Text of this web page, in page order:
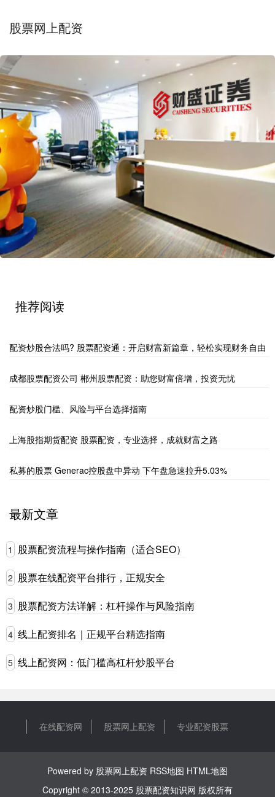
股票网上配资
推荐阅读
配资炒股合法吗? 股票配资通：开启财富新篇章，轻松实现财务自由
成都股票配资公司 郴州股票配资：助您财富倍增，投资无忧
配资炒股门槛、风险与平台选择指南
上海股指期货配资 股票配资，专业选择，成就财富之路
私募的股票 Generac控股盘中异动 下午盘急速拉升5.03%
最新文章
1 股票配资流程与操作指南（适合SEO）
2 股票在线配资平台排行，正规安全
3 股票配资方法详解：杠杆操作与风险指南
4 线上配资排名｜正规平台精选指南
5 线上配资网：低门槛高杠杆炒股平台
在线配资网 股票网上配资 专业配资股票
Powered by 股票网上配资 RSS地图 HTML地图
Copyright © 2013-2025 股票配资知识网 版权所有